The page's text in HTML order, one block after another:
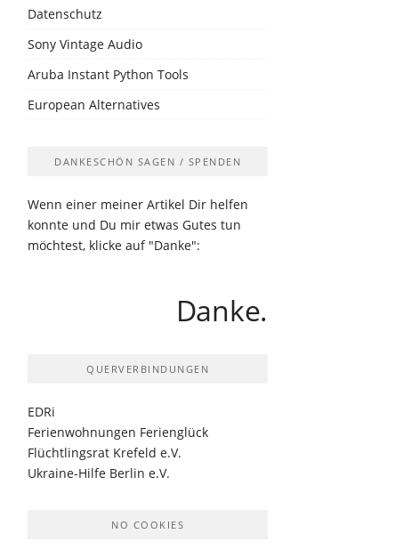
Datenschutz
Sony Vintage Audio
Aruba Instant Python Tools
European Alternatives
DANKESCHÖN SAGEN / SPENDEN
Wenn einer meiner Artikel Dir helfen
konnte und Du mir etwas Gutes tun
möchtest, klicke auf "Danke":
Danke.
QUERVERBINDUNGEN
EDRi
Ferienwohnungen Ferienglück
Flüchtlingsrat Krefeld e.V.
Ukraine-Hilfe Berlin e.V.
NO COOKIES